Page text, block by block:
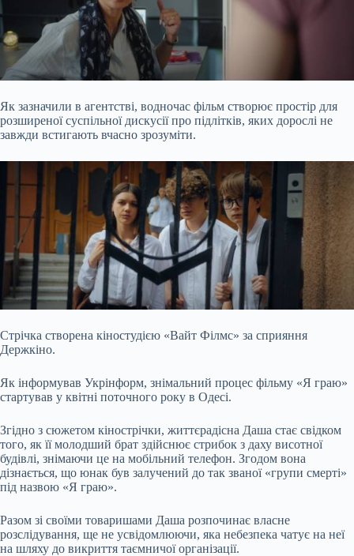
Як зазначили в агентстві, водночас фільм створює простір для
розширеної суспільної дискусії про підлітків, яких дорослі не
завжди встигають вчасно зрозуміти.
Стрічка створена кіностудією «Вайт Філмс» за сприяння
Держкіно.
Як інформував Укрінформ, знімальний процес фільму «Я граю»
стартував у квітні поточного року в Одесі.
Згідно з сюжетом кінострічки, життєрадісна Даша стає свідком
того, як її молодший брат здійснює стрибок з даху висотної
будівлі, знімаючи це на мобільний телефон. Згодом вона
дізнається, що юнак був залучений до так званої «групи смерті»
під назвою «Я граю».
Разом зі своїми товаришами Даша розпочинає власне
розслідування, ще не усвідомлюючи, яка небезпека чатує на неї
на шляху до викриття таємничої організації.